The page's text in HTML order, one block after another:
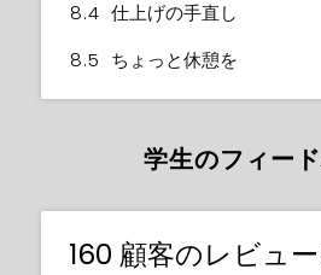
8.4 仕上げの手直し
8.5 ちょっと休憩を
学生のフィー
160 顧客のレビュ